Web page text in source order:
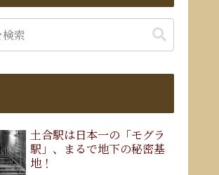
土合駅は日本一の「モグラ
駅」、まるで地下の秘密基
地！